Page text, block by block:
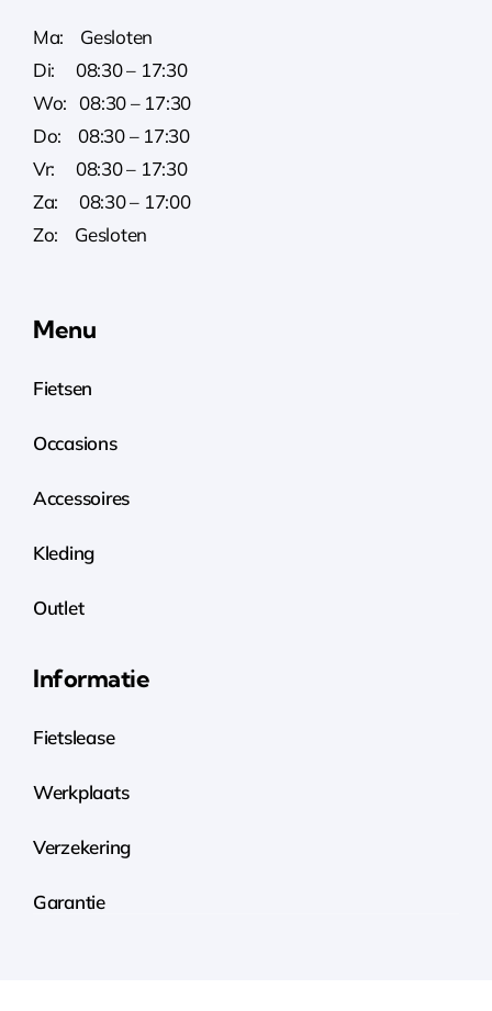
Ma: Gesloten
Di: 08:30 – 17:30
Wo: 08:30 – 17:30
Do: 08:30 – 17:30
Vr: 08:30 – 17:30
Za: 08:30 – 17:00
Zo: Gesloten
Menu
Fietsen
Occasions
Accessoires
Kleding
Outlet
Informatie
Fietslease
Werkplaats
Verzekering
Garantie